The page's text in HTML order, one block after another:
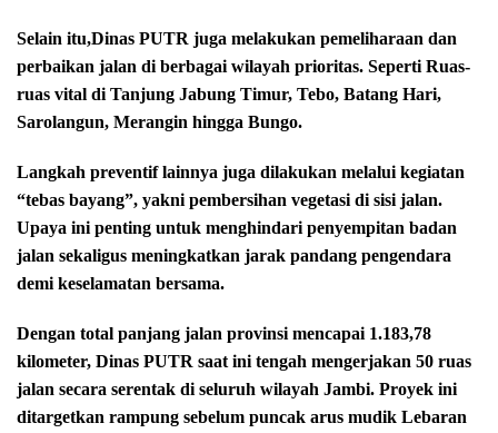
Selain itu,Dinas PUTR juga melakukan pemeliharaan dan
perbaikan jalan di berbagai wilayah prioritas. Seperti Ruas-
ruas vital di Tanjung Jabung Timur, Tebo, Batang Hari,
Sarolangun, Merangin hingga Bungo.
Langkah preventif lainnya juga dilakukan melalui kegiatan
“tebas bayang”, yakni pembersihan vegetasi di sisi jalan.
Upaya ini penting untuk menghindari penyempitan badan
jalan sekaligus meningkatkan jarak pandang pengendara
demi keselamatan bersama.
Dengan total panjang jalan provinsi mencapai 1.183,78
kilometer, Dinas PUTR saat ini tengah mengerjakan 50 ruas
jalan secara serentak di seluruh wilayah Jambi. Proyek ini
ditargetkan rampung sebelum puncak arus mudik Lebaran